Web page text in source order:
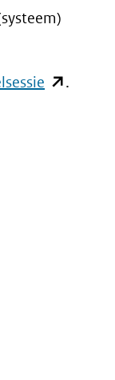
(opent
.